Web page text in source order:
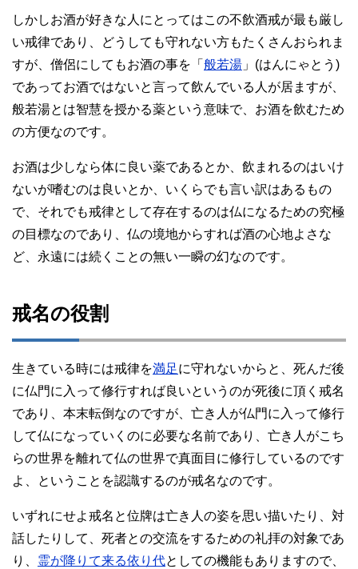
しかしお酒が好きな人にとってはこの不飲酒戒が最も厳し
い戒律であり、どうしても守れない方もたくさんおられま
すが、僧侶にしてもお酒の事を「 般若湯 」(はんにゃとう)
であってお酒ではないと言って飲んでいる人が居ますが、
般若湯とは智慧を授かる薬という意味で、お酒を飲むため
の方便なのです。
お酒は少しなら体に良い薬であるとか、飲まれるのはいけ
ないが嗜むのは良いとか、いくらでも言い訳はあるもの
で、それでも戒律として存在するのは仏になるための究極
の目標なのであり、仏の境地からすれば酒の心地よさな
ど、永遠には続くことの無い一瞬の幻なのです。
戒名の役割
生きている時には戒律を満足に守れないからと、死んだ後
に仏門に入って修行すれば良いというのが死後に頂く戒名
であり、本末転倒なのですが、亡き人が仏門に入って修行
して仏になっていくのに必要な名前であり、亡き人がこち
らの世界を離れて仏の世界で真面目に修行しているのです
よ、ということを認識するのが戒名なのです。
いずれにせよ戒名と位牌は亡き人の姿を思い描いたり、対
話したりして、死者との交流をするための礼拝の対象であ
り、 霊が降りて来る依り代としての機能もありますので、